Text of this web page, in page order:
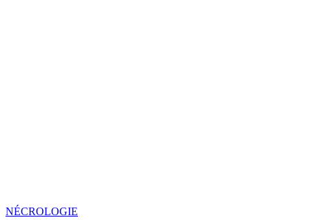
NÉCROLOGIE